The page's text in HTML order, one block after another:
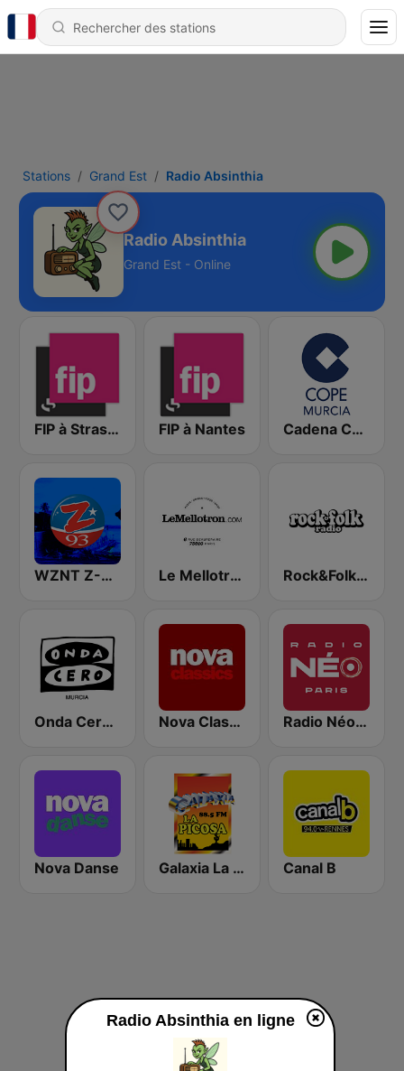
Stations Grand Est Radio Absinthia
Radio Absinthia
Grand Est - Online
FIP à Strasbourg FIP à Nantes Cadena COPE Murcia
WZNT Z-93 FM Le Mellotron Rock&Folk Radio
Onda Cero Murcia Nova Classics Radio Néo Paris
Nova Danse Galaxia La Picosa Canal B
Radio Absinthia en ligne